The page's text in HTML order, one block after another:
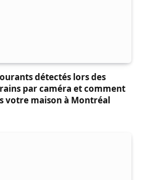
détectés lors des
par caméra et comment
votre maison à Montréal